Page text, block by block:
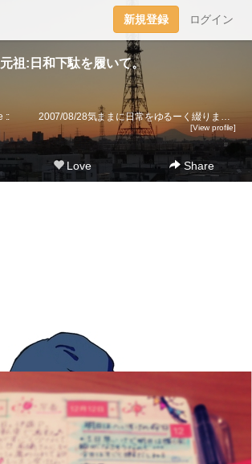
新規登録 ログイン
元祖:日和下駄を履いて。
:: since :: 2007/08/28気ままに日常をゆるーく綴ります。▼趣味丸出し。▼トラベラーズノート愛好家。 →書籍に一部載せていただきました★(奇跡)▼小さいノート活用術▼FLEXNOTEも活用しています。▼他、手帳・文房具大好き。▼2018に都内→田舎に移住。▼プラ板・レジン・手芸などハンドメイドをたまに▼メインはインスタです。
[View profile]
Love Share